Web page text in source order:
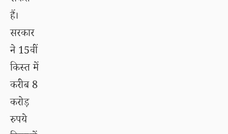
हैं।
सरकार
ने 15वीं
किस्त में
करीब 8
करोड़
रुपये